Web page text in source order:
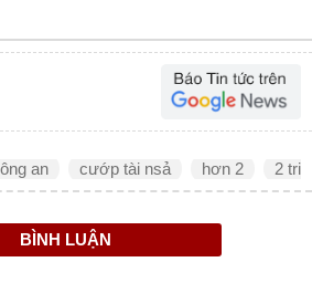
an cướp tài nsả hơn 2 2
BÌNH LUẬN